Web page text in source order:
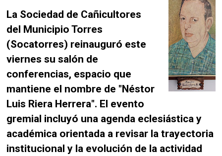
La Sociedad de Cañicultores
del Municipio Torres
(Socatorres) reinauguró este
viernes su salón de
conferencias, espacio que
mantiene el nombre de "Néstor
Luis Riera Herrera". El evento
gremial incluyó una agenda eclesiástica y
académica orientada a revisar la trayectoria
institucional y la evolución de la actividad